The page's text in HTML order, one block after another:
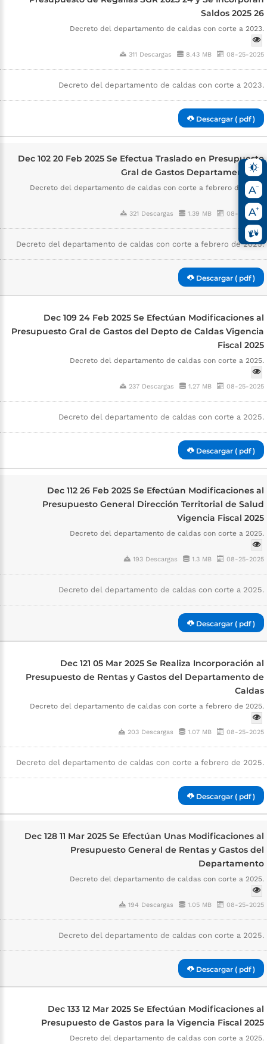
Saldos 2025 26
Decreto del departamento de caldas con corte a 2023.
311 Descargas 8.43 MB 08-25-2025
Decreto del departamento de caldas con corte a 2023.
Descargar ( pdf )
Dec 102 20 Feb 2025 Se Efectua Traslado en Presupuesto
Gral de Gastos Departamentales
Decreto del departamento de caldas con corte a febrero de 2025.
321 Descargas 1.39 MB 08-25-2025
Decreto del departamento de caldas con corte a febrero de 2025.
Descargar ( pdf )
Dec 109 24 Feb 2025 Se Efectúan Modificaciones al
Presupuesto Gral de Gastos del Depto de Caldas Vigencia
Fiscal 2025
Decreto del departamento de caldas con corte a 2025.
237 Descargas 1.27 MB 08-25-2025
Decreto del departamento de caldas con corte a 2025.
Descargar ( pdf )
Dec 112 26 Feb 2025 Se Efectúan Modificaciones al
Presupuesto General Dirección Territorial de Salud
Vigencia Fiscal 2025
Decreto del departamento de caldas con corte a 2025.
193 Descargas 1.3 MB 08-25-2025
Decreto del departamento de caldas con corte a 2025.
Descargar ( pdf )
Dec 121 05 Mar 2025 Se Realiza Incorporación al
Presupuesto de Rentas y Gastos del Departamento de
Caldas
Decreto del departamento de caldas con corte a febrero de 2025.
203 Descargas 1.07 MB 08-25-2025
Decreto del departamento de caldas con corte a febrero de 2025.
Descargar ( pdf )
Dec 128 11 Mar 2025 Se Efectúan Unas Modificaciones al
Presupuesto General de Rentas y Gastos del
Departamento
Decreto del departamento de caldas con corte a 2025.
194 Descargas 1.05 MB 08-25-2025
Decreto del departamento de caldas con corte a 2025.
Descargar ( pdf )
Dec 133 12 Mar 2025 Se Efectúan Modificaciones al
Presupuesto de Gastos para la Vigencia Fiscal 2025
Decreto del departamento de caldas con corte a 2025.